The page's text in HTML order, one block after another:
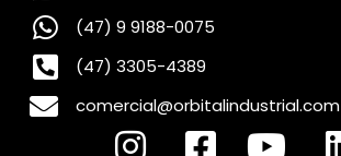
(47) 9 9188-0075
(47) 3305-4389
comercial@orbitalindustrial.com